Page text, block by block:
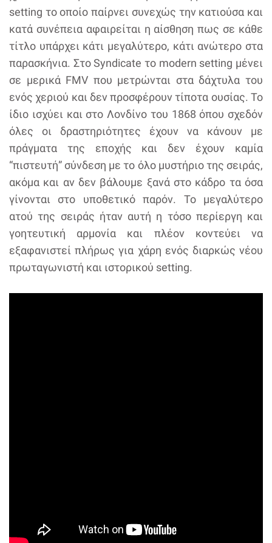
setting το οποίο παίρνει συνεχώς την κατιούσα και
κατά συνέπεια αφαιρείται η αίσθηση πως σε κάθε
τίτλο υπάρχει κάτι μεγαλύτερο, κάτι ανώτερο στα
παρασκήνια. Στο Syndicate το modern setting μένει
σε μερικά FMV που μετρώνται στα δάχτυλα του
ενός χεριού και δεν προσφέρουν τίποτα ουσίας. Το
ίδιο ισχύει και στο Λονδίνο του 1868 όπου σχεδόν
όλες οι δραστηριότητες έχουν να κάνουν με
πράγματα της εποχής και δεν έχουν καμία
“πιστευτή” σύνδεση με το όλο μυστήριο της σειράς,
ακόμα και αν δεν βάλουμε ξανά στο κάδρο τα όσα
γίνονται στο υποθετικό παρόν. Το μεγαλύτερο
ατού της σειράς ήταν αυτή η τόσο περίεργη και
γοητευτική αρμονία και πλέον κοντεύει να
εξαφανιστεί πλήρως για χάρη ενός διαρκώς νέου
πρωταγωνιστή και ιστορικού setting.